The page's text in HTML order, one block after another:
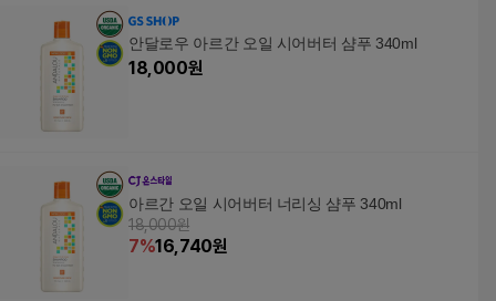
안달로우 아르간 오일 시어버터 샴푸 340ml
18,000원
아르간 오일 시어버터 너리싱 샴푸 340ml
18,000원
7%16,740원